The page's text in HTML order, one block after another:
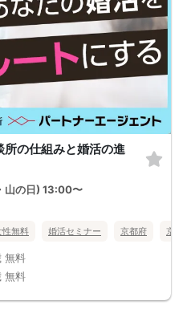
所の仕組みと婚活の進
山の日) 13:00〜
性無料 婚活セミナー 京都府 京
無料
無料